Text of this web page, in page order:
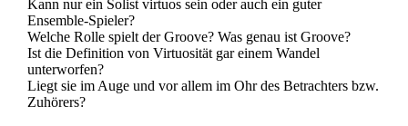
Kann nur ein Solist virtuos sein oder auch ein guter
Ensemble-Spieler?
Welche Rolle spielt der Groove? Was genau ist Groove?
Ist die Definition von Virtuosität gar einem Wandel
unterworfen?
Liegt sie im Auge und vor allem im Ohr des Betrachters bzw.
Zuhörers?